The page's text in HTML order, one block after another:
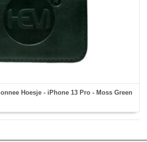
Hoesje - iPhone 13 Pro - Moss Green